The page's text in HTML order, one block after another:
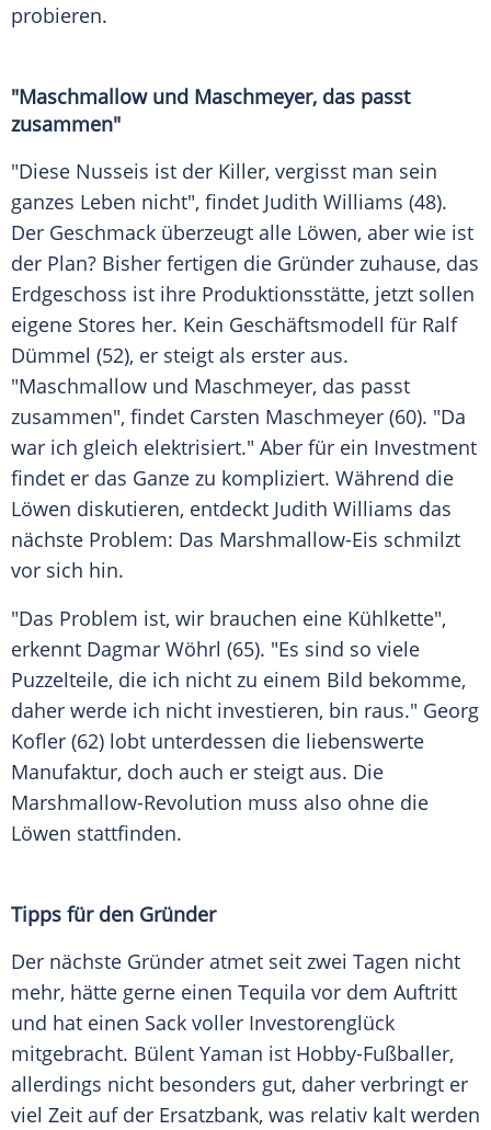
probieren.
"Maschmallow und Maschmeyer, das passt
zusammen"
"Diese Nusseis ist der Killer, vergisst man sein
ganzes Leben nicht", findet Judith Williams (48).
Der Geschmack überzeugt alle Löwen, aber wie ist
der Plan? Bisher fertigen die Gründer zuhause, das
Erdgeschoss ist ihre Produktionsstätte, jetzt sollen
eigene Stores her. Kein Geschäftsmodell für Ralf
Dümmel (52), er steigt als erster aus.
"Maschmallow und Maschmeyer, das passt
zusammen", findet Carsten Maschmeyer (60). "Da
war ich gleich elektrisiert." Aber für ein Investment
findet er das Ganze zu kompliziert. Während die
Löwen diskutieren, entdeckt Judith Williams das
nächste Problem: Das Marshmallow-Eis schmilzt
vor sich hin.
"Das Problem ist, wir brauchen eine Kühlkette",
erkennt Dagmar Wöhrl (65). "Es sind so viele
Puzzelteile, die ich nicht zu einem Bild bekomme,
daher werde ich nicht investieren, bin raus." Georg
Kofler (62) lobt unterdessen die liebenswerte
Manufaktur, doch auch er steigt aus. Die
Marshmallow-Revolution muss also ohne die
Löwen stattfinden.
Tipps für den Gründer
Der nächste Gründer atmet seit zwei Tagen nicht
mehr, hätte gerne einen Tequila vor dem Auftritt
und hat einen Sack voller Investorenglück
mitgebracht. Bülent Yaman ist Hobby-Fußballer,
allerdings nicht besonders gut, daher verbringt er
viel Zeit auf der Ersatzbank, was relativ kalt werden